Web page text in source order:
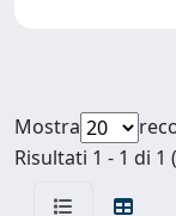
Mostra
Risultati 1 - 1 di